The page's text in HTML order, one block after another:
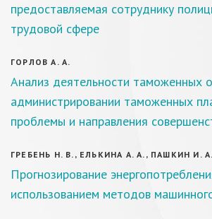
предоставляемая сотруднику
трудовой сфере
ГОРЛОВ А. А.
Анализ деятельности таможенных
администрировании таможенных
проблемы и направления
ГРЕБЕНЬ Н. В., ЕЛЬКИНА А. А., ПАШКИН И. А.
Прогнозирование
использованием методов